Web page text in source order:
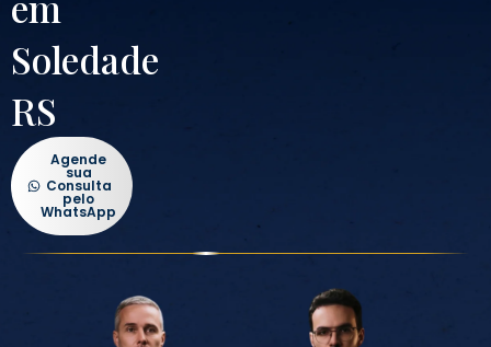
Soledade
RS
Agende
sua
Consulta
pelo
WhatsApp